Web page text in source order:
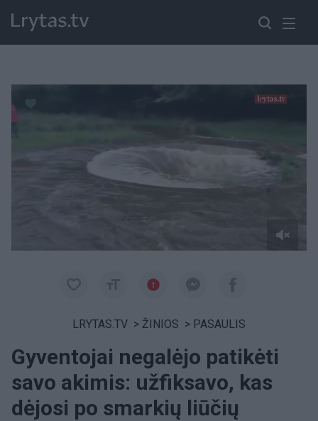
LRYTAS.TV > ŽINIOS > PASAULIS
Gyventojai negalėjo patikėti
savo akimis: užfiksavo, kas
dėjosi po smarkių liūčių